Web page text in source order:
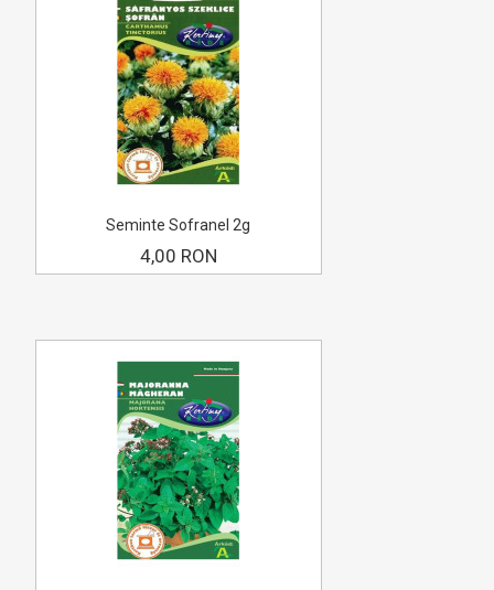
Seminte Sofranel 2g
4,00 RON